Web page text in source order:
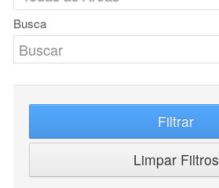
Busca
Filtrar
Limpar Filtros